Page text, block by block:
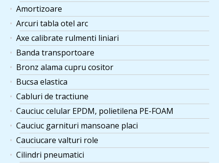
Amortizoare
Arcuri tabla otel arc
Axe calibrate rulmenti liniari
Banda transportoare
Bronz alama cupru cositor
Bucsa elastica
Cabluri de tractiune
Cauciuc celular EPDM, polietilena PE-FOAM
Cauciuc garnituri mansoane placi
Cauciucare valturi role
Cilindri pneumatici